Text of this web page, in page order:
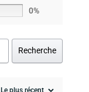
0%
Recherche